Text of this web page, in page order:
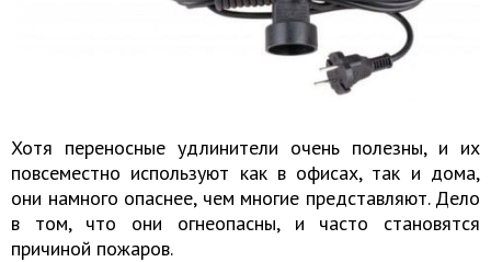
Хотя переносные удлинители очень полезны, и их
повсеместно используют как в офисах, так и дома,
они намного опаснее, чем многие представляют. Дело
в том, что они огнеопасны, и часто становятся
причиной пожаров.